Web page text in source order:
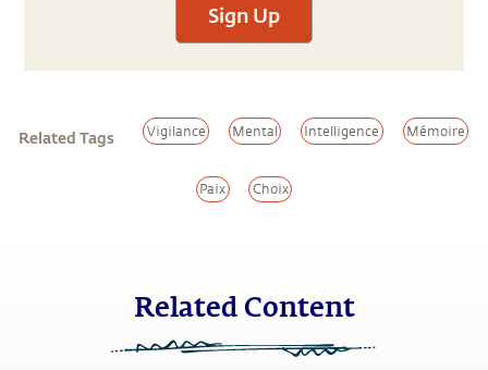
Sign Up
Related Tags Vigilance Mental Intelligence Mémoire
Paix Choix
Related Content